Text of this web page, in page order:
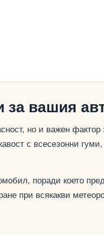
за вашия
но и важен
с всесезонни
поради което
при всякакви